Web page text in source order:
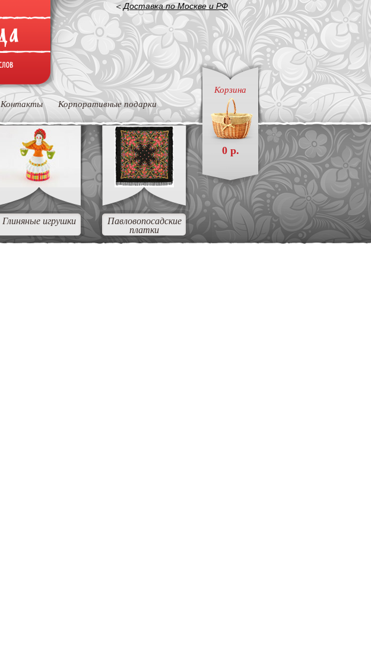
<Доставка по Москве и РФ
Корзина
0 р.
Контакты Корпоративные подарки
Глиняные игрушки Павловопосадские
платки